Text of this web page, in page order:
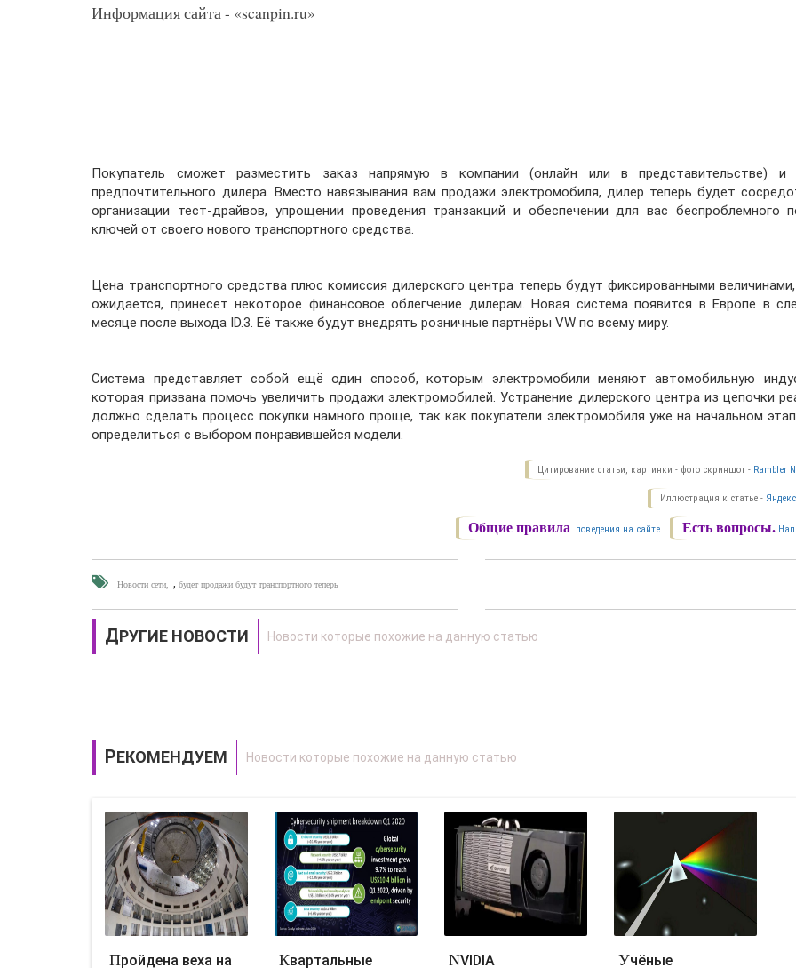
Информация сайта - «scanpin.ru»
Покупатель сможет разместить заказ напрямую в компании (онлайн или в представительстве) и
предпочтительного дилера. Вместо навязывания вам продажи электромобиля, дилер теперь будет
организации тест-драйвов, упрощении проведения транзакций и обеспечении для вас беспроблемного
ключей от своего нового транспортного средства.
Цена транспортного средства плюс комиссия дилерского центра теперь будут фиксированными
ожидается, принесет некоторое финансовое облегчение дилерам. Новая система появится в Европе в
месяце после выхода ID.3. Её также будут внедрять розничные партнёры VW по всему миру.
Система представляет собой ещё один способ, которым электромобили меняют автомобильную
которая призвана помочь увеличить продажи электромобилей. Устранение дилерского центра из цепочки
должно сделать процесс покупки намного проще, так как покупатели электромобиля уже на начальном
определиться с выбором понравившейся модели.
Цитирование статьи, картинки - фото скриншот - Rambler
Иллюстрация к статье -
Есть вопросы.
Общие правила поведения на сайте.
Новости сети ,будет продажи будут транспортного теперь
ДРУГИЕ НОВОСТИ
РЕКОМЕНДУЕМ
Пройдена веха на Квартальные NVIDIA Учёные